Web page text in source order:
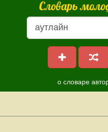
Словарь
о словаре